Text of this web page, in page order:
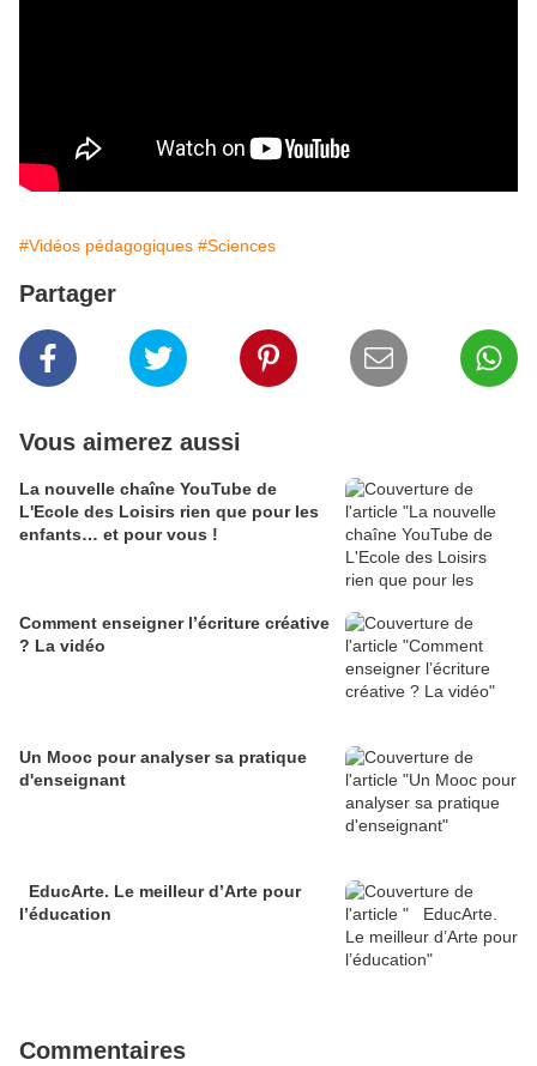
#Vidéos pédagogiques #Sciences
Partager
Vous aimerez aussi
La nouvelle chaîne YouTube de
L'Ecole des Loisirs rien que pour les
enfants… et pour vous !
Comment enseigner l’écriture créative
? La vidéo
Un Mooc pour analyser sa pratique
d'enseignant
EducArte. Le meilleur d’Arte pour
l’éducation
Commentaires